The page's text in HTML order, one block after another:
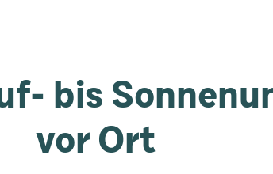
bis
vor Ort